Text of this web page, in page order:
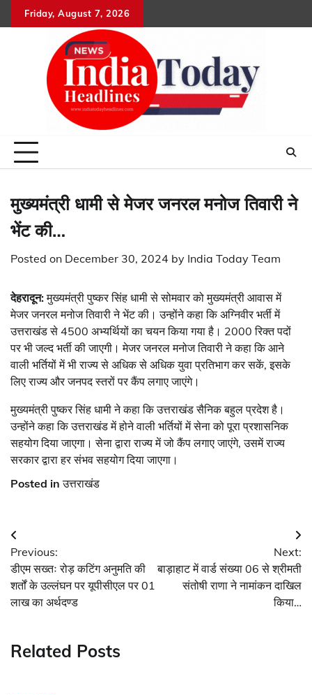
to
Friday, August 7, 2026
मुख्यमंत्री धामी से मेजर जनरल मनोज तिवारी ने
भेंट की…
Posted on December 30, 2024 by India Today Team
देहरादून:मुख्यमंत्री पुष्कर सिंह धामी से सोमवार को मुख्यमंत्री आवास में
मेजर जनरल मनोज तिवारी ने भेंट की। उन्होंने कहा कि अग्निवीर भर्ती में
उत्तराखंड से 4500 अभ्यर्थियों का चयन किया गया है। 2000 रिक्त पदों
पर भी जल्द भर्ती की जाएगी। मेजर जनरल मनोज तिवारी ने कहा कि आने
वाली भर्तियों में भी राज्य से अधिक से अधिक युवा प्रतिभाग कर सकें, इसके
लिए राज्य और जनपद स्तरों पर कैंप लगाए जाएंगे।
मुख्यमंत्री पुष्कर सिंह धामी ने कहा कि उत्तराखंड सैनिक बहुल प्रदेश है।
उन्होंने कहा कि उत्तराखंड में होने वाली भर्तियों में सेना को पूरा प्रशासनिक
सहयोग दिया जाएगा। सेना द्वारा राज्य में जो कैंप लगाए जाएंगे, उसमें राज्य
सरकार द्वारा हर संभव सहयोग दिया जाएगा।
Posted inउत्तराखंड
Post
navigation
Previous:
डीएम सख्तः रोड़ कटिंग अनुमति की
शर्तों के उल्लंघन पर यूपीसीएल पर 01
लाख का अर्थदण्ड
Next:
बाड़ाहाट में वार्ड संख्या 06 से श्रीमती
संतोषी राणा ने नामांकन दाखिल
किया…
Related Posts